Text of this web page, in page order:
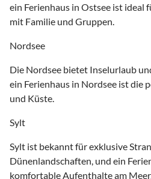
ein Ferienhaus in Ostsee ist
mit Familie und Gruppen.
Nordsee
Die Nordsee bietet Inselurlaub
ein Ferienhaus in Nordsee ist die
und Küste.
Sylt
Sylt ist bekannt für exklusive
Dünenlandschaften, und ein
komfortable Aufenthalte am